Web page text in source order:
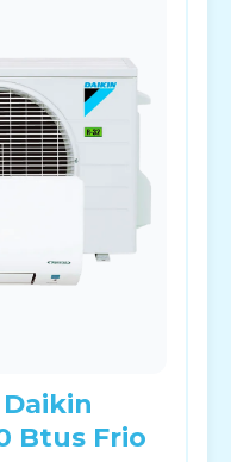
Btus Frio